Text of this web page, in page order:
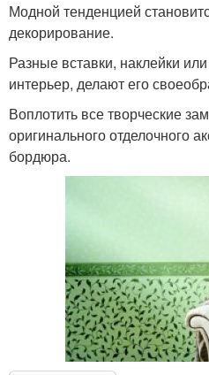
Модной тенденцией
декорирование.
Разные вставки, наклейки
интерьер, делают его
Воплотить все творческие
оригинального отделочного
бордюра.